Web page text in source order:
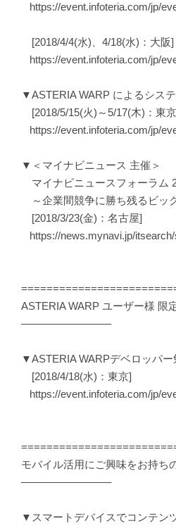
https://event.infoteria.com/jp/
[2018/4/4(水)、4/18(水)：大阪]
https://event.infoteria.com/jp/
▼ASTERIA WARP によるシス
[2018/5/15(火)～5/17(木)：東
https://event.infoteria.com/jp/
▼＜マイナビニュース 主催＞
マイナビニュースフォーラム
～企業間競争に勝ち残るビッ
[2018/3/23(金)：名古屋]
https://news.mynavi.jp/
ASTERIA WARP ユーザー様 限
————————–
▼ASTERIA WARPデベロッパー
[2018/4/18(水)：東京]
https://event.infoteria.com/jp/
モバイル活用にご興味をお持ち
————————–
▼スマートデバイスでコンテン